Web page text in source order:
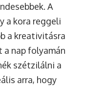
A
a kora reggeli
a kreativitásra
a nap folyamán
szétzilálni a
arra, hogy